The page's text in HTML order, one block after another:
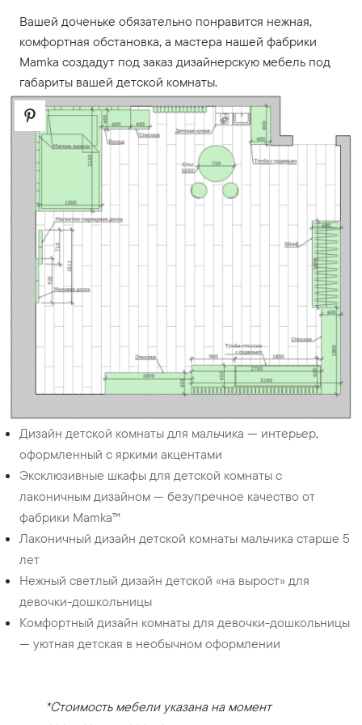
Вашей доченьке обязательно понравится нежная,
комфортная обстановка, а мастера нашей фабрики
Mamka создадут под заказ дизайнерскую мебель под
габариты вашей детской комнаты.
Дизайн детской комнаты для мальчика — интерьер,
оформленный с яркими акцентами
Эксклюзивные шкафы для детской комнаты с
лаконичным дизайном — безупречное качество от
фабрики Mamka™
Лаконичный дизайн детской комнаты мальчика старше 5
лет
Нежный светлый дизайн детской «на вырост» для
девочки-дошкольницы
Комфортный дизайн комнаты для девочки-дошкольницы
— уютная детская в необычном оформлении
*Стоимость мебели указана на момент